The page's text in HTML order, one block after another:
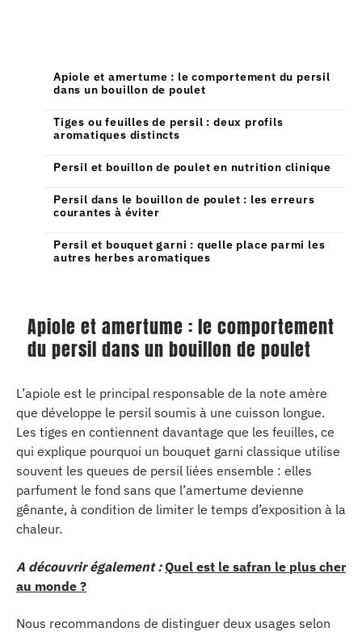
Apiole et amertume : le comportement du persil
dans un bouillon de poulet
Tiges ou feuilles de persil : deux profils
aromatiques distincts
Persil et bouillon de poulet en nutrition clinique
Persil dans le bouillon de poulet : les erreurs
courantes à éviter
Persil et bouquet garni : quelle place parmi les
autres herbes aromatiques
Apiole et amertume : le comportement
du persil dans un bouillon de poulet
L’apiole est le principal responsable de la note amère
que développe le persil soumis à une cuisson longue.
Les tiges en contiennent davantage que les feuilles, ce
qui explique pourquoi un bouquet garni classique utilise
souvent les queues de persil liées ensemble : elles
parfument le fond sans que l’amertume devienne
gênante, à condition de limiter le temps d’exposition à la
chaleur.
A découvrir également : Quel est le safran le plus cher
au monde ?
Nous recommandons de distinguer deux usages selon